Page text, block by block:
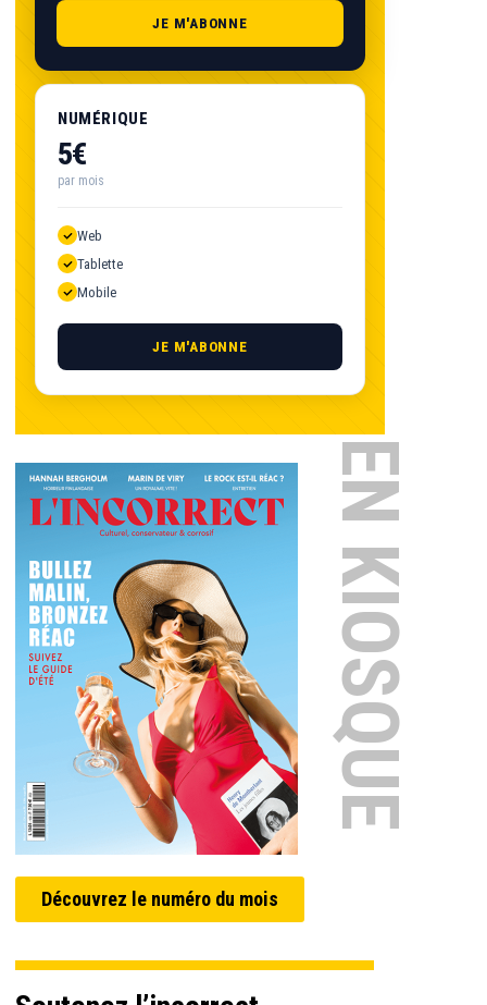
JE M'ABONNE
NUMÉRIQUE
5€
par mois
Web
Tablette
Mobile
JE M'ABONNE
EN KIOSQUE
Découvrez le numéro du mois